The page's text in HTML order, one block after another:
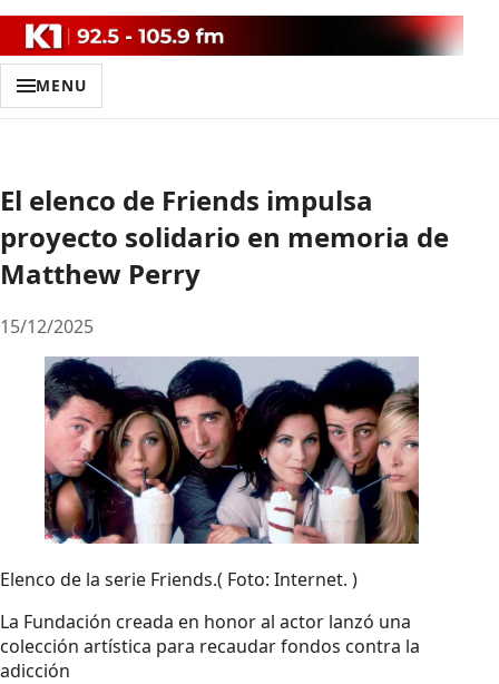
MENU
El elenco de Friends impulsa
proyecto solidario en memoria de
Matthew Perry
15/12/2025
Elenco de la serie Friends.( Foto: Internet. )
La Fundación creada en honor al actor lanzó una
colección artística para recaudar fondos contra la
adicción